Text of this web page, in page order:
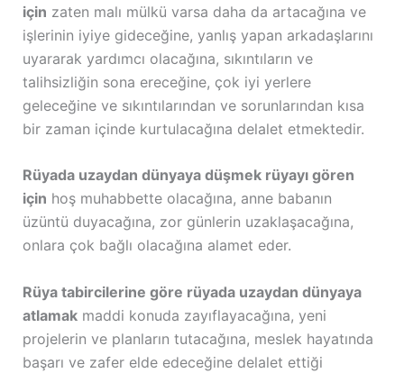
için zaten malı mülkü varsa daha da artacağına ve
işlerinin iyiye gideceğine, yanlış yapan arkadaşlarını
uyararak yardımcı olacağına, sıkıntıların ve
talihsizliğin sona ereceğine, çok iyi yerlere
geleceğine ve sıkıntılarından ve sorunlarından kısa
bir zaman içinde kurtulacağına delalet etmektedir.
Rüyada uzaydan dünyaya düşmek rüyayı gören
için hoş muhabbette olacağına, anne babanın
üzüntü duyacağına, zor günlerin uzaklaşacağına,
onlara çok bağlı olacağına alamet eder.
Rüya tabircilerine göre rüyada uzaydan dünyaya
atlamakmaddi konuda zayıflayacağına, yeni
projelerin ve planların tutacağına, meslek hayatında
başarı ve zafer elde edeceğine delalet ettiği